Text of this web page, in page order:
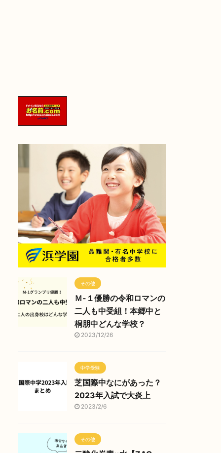
その他
Ｍ-１優勝の令和ロマンの
二人も中受組！本郷中と
桐朋中どんな学校？
2023/12/26
中学受験
芝国際中なにがあった？
2023年入試で大炎上
2023/2/6
その他